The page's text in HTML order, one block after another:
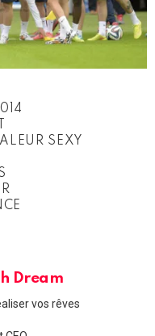
SEXY
Dream
vos rêves